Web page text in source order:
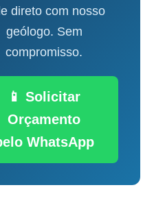
direto com nosso
geólogo. Sem
compromisso.
📱 Solicitar
Orçamento
WhatsApp